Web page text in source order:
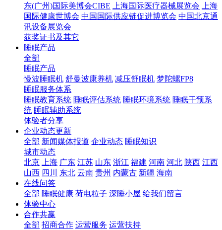
东(广州)国际美博会CIBE
上海国际医疗器械展览会
上海
国际健康世博会 中国国际供应链促进博览会 中国北京通
讯设备展览会
获奖证书及其它
睡眠产品
全部
睡眠产品
慢波睡眠机 舒曼波康养机 减压舒眠机 梦陀螺FP8
睡眠服务体系
睡眠教育系统 睡眠评估系统 睡眠环境系统 睡眠干预系
统 睡眠辅助系统
体验者分享
企业动态更新
全部 新闻媒体报道 企业动态 睡眠知识
城市动态
北京
上海 广东 江苏 山东 浙江 福建 河南 河北 陕西 江西
山西 四川 东北 云南 贵州 内蒙古 新疆 海南
在线问答
全部 睡眠健康 荷电粒子 深睡小屋 给我们留言
体验中心
合作共赢
全部 招商合作 运营服务 运营扶持